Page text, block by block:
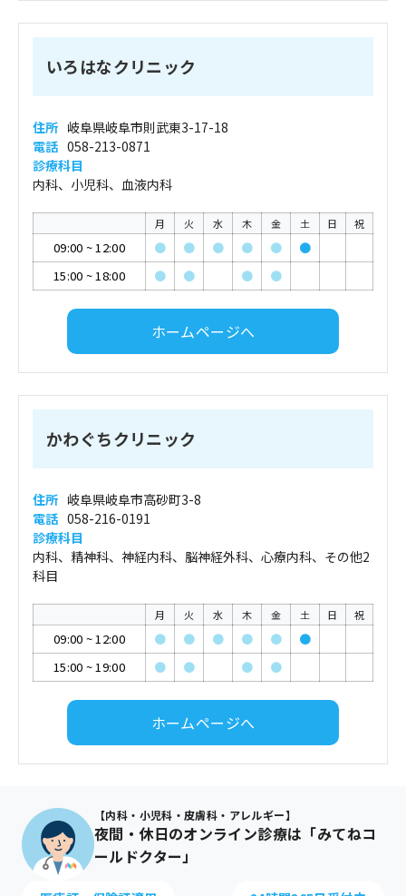
いろはなクリニック
住所 岐阜県岐阜市則武東3-17-18
電話 058-213-0871
診療科目
内科、小児科、血液内科
月 火 水 木 金 土 日 祝
09:00 ~12:00 ● ● ● ● ●
●
15:00 ~18:00 ● ● ● ●
ホームページへ
かわぐちクリニック
住所 岐阜県岐阜市高砂町3-8
電話 058-216-0191
診療科目
内科、精神科、神経内科、脳神経外科、心療内科、その他2
科目
月 火 水 木 金 土 日 祝
09:00 ~12:00 ● ● ● ● ●
●
15:00 ~19:00 ● ● ● ●
ホームページへ
【内科・小児科・皮膚科・アレルギー】
夜間・休日のオンライン診療は「みてねコ
ールドクター」